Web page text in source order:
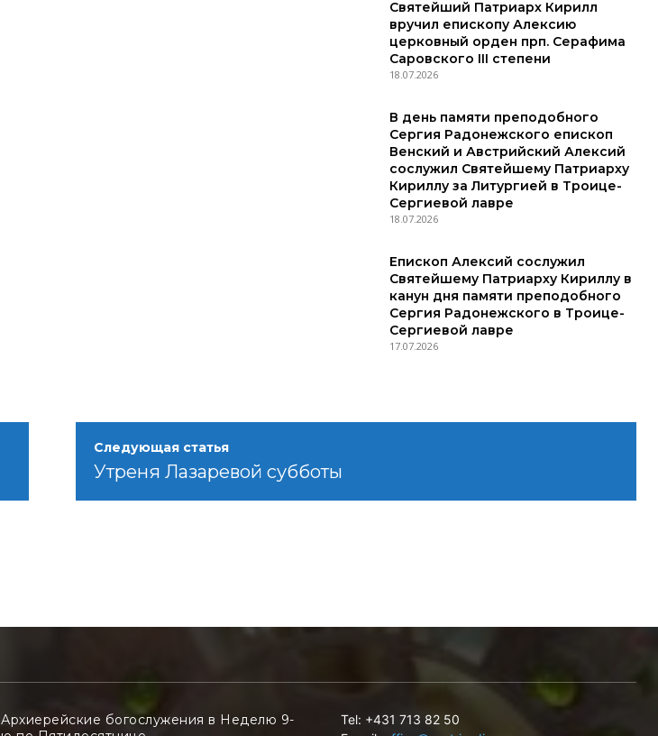
Святейший Патриарх Кирилл
вручил епископу Алексию
церковный орден прп. Серафима
Саровского III степени
18.07.2026
В день памяти преподобного
Сергия Радонежского епископ
Венский и Австрийский Алексий
сослужил Святейшему Патриарху
Кириллу за Литургией в Троице-
Сергиевой лавре
18.07.2026
Епископ Алексий сослужил
Святейшему Патриарху Кириллу в
канун дня памяти преподобного
Сергия Радонежского в Троице-
Сергиевой лавре
17.07.2026
Следующая статья
Утреня Лазаревой субботы
Архиерейские богослужения в Неделю 9-
Tel: +431 713 82 50